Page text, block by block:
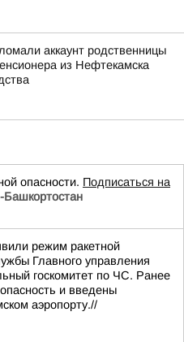
аккаунт родственницы
из Нефтекамска
опасности. Подписаться на
режим ракетной
Главного управления
госкомитет по ЧС. Ранее
и введены
аэропорту.//